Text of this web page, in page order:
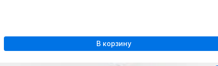
В корзину